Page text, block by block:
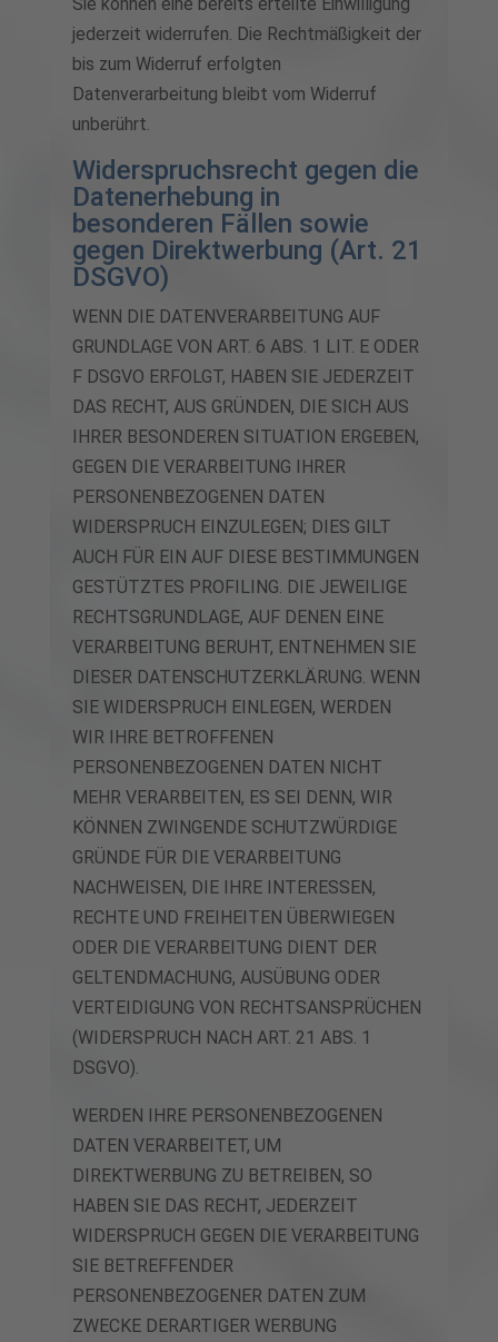
jederzeit widerrufen. Die Rechtmäßigkeit der
bis zum Widerruf erfolgten
Datenverarbeitung bleibt vom Widerruf
unberührt.
Widerspruchsrecht gegen die
Datenerhebung in
besonderen Fällen sowie
gegen Direktwerbung (Art. 21
DSGVO)
WENN DIE DATENVERARBEITUNG AUF
GRUNDLAGE VON ART. 6 ABS. 1 LIT. E ODER
F DSGVO ERFOLGT, HABEN SIE JEDERZEIT
DAS RECHT, AUS GRÜNDEN, DIE SICH AUS
IHRER BESONDEREN SITUATION ERGEBEN,
GEGEN DIE VERARBEITUNG IHRER
PERSONENBEZOGENEN DATEN
WIDERSPRUCH EINZULEGEN; DIES GILT
AUCH FÜR EIN AUF DIESE BESTIMMUNGEN
GESTÜTZTES PROFILING. DIE JEWEILIGE
RECHTSGRUNDLAGE, AUF DENEN EINE
VERARBEITUNG BERUHT, ENTNEHMEN SIE
DIESER DATENSCHUTZERKLÄRUNG. WENN
SIE WIDERSPRUCH EINLEGEN, WERDEN
WIR IHRE BETROFFENEN
PERSONENBEZOGENEN DATEN NICHT
MEHR VERARBEITEN, ES SEI DENN, WIR
KÖNNEN ZWINGENDE SCHUTZWÜRDIGE
GRÜNDE FÜR DIE VERARBEITUNG
NACHWEISEN, DIE IHRE INTERESSEN,
RECHTE UND FREIHEITEN ÜBERWIEGEN
ODER DIE VERARBEITUNG DIENT DER
GELTENDMACHUNG, AUSÜBUNG ODER
VERTEIDIGUNG VON RECHTSANSPRÜCHEN
(WIDERSPRUCH NACH ART. 21 ABS. 1
DSGVO).
WERDEN IHRE PERSONENBEZOGENEN
DATEN VERARBEITET, UM
DIREKTWERBUNG ZU BETREIBEN, SO
HABEN SIE DAS RECHT, JEDERZEIT
WIDERSPRUCH GEGEN DIE VERARBEITUNG
SIE BETREFFENDER
PERSONENBEZOGENER DATEN ZUM
ZWECKE DERARTIGER WERBUNG